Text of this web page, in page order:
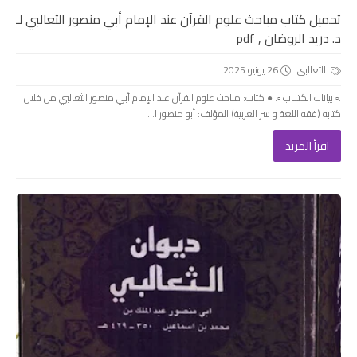
تحميل كتاب مباحث علوم القرآن عند الإمام أبي منصور الثعالبي لـ
د. دريد الروضان , pdf
الثعالبي
26 يونيو 2025
.▫️ بيانات الكتــاب ▫️. ● كتاب: مباحث علوم القرآن عند الإمام أبي منصور الثعالبي من خلال
کتابه (فقه اللغة و سر العربية) المؤلف: أبو منصور ا...
اقرأ المزيد